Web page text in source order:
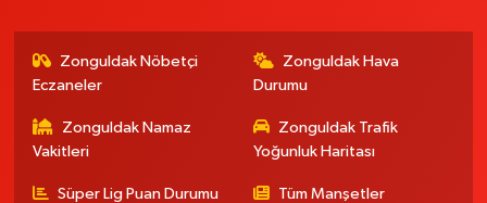
Zonguldak Nöbetçi
Eczaneler
Zonguldak Hava
Durumu
Zonguldak Namaz
Vakitleri
Zonguldak Trafik
Yoğunluk Haritası
Süper Lig Puan Durumu
Tüm Manşetler